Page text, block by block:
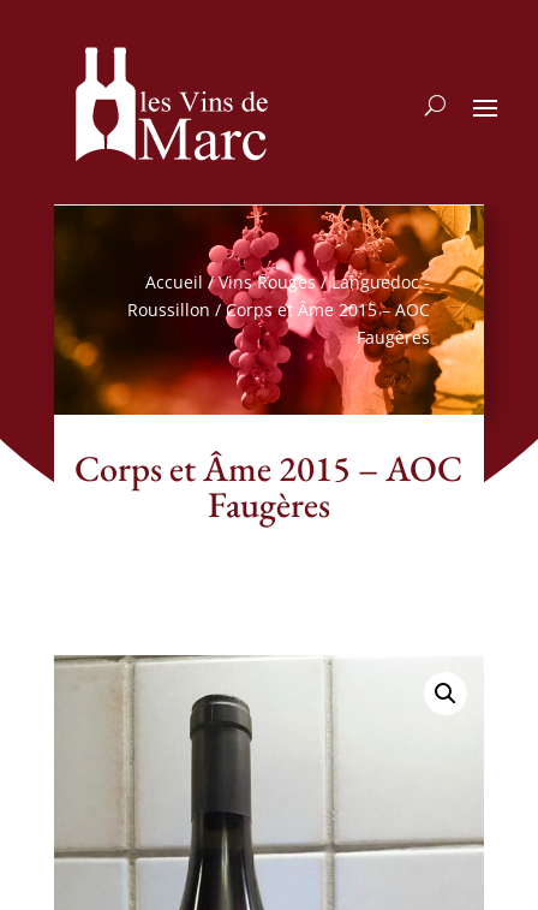
Accueil /Vins Rouges/Languedoc -
Roussillon / Corps et Âme 2015 – AOC
Faugères
Corps et Âme 2015 – AOC
Faugères